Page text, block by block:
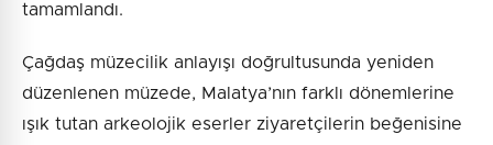
tamamlandı.
Çağdaş müzecilik anlayışı doğrultusunda yeniden
düzenlenen müzede, Malatya’nın farklı dönemlerine
ışık tutan arkeolojik eserler ziyaretçilerin beğenisine